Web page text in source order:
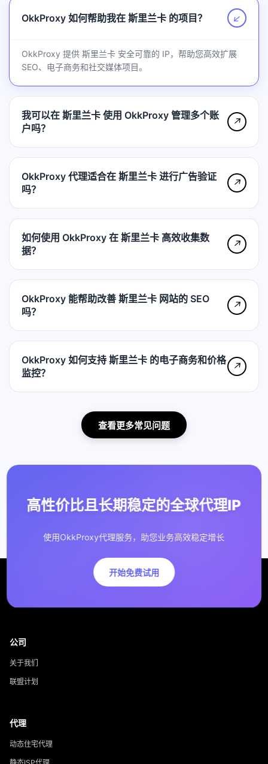
OkkProxy 如何帮助我在 斯里兰卡 的项目？ ↗
OkkProxy 提供 斯里兰卡 安全可靠的 IP，帮助您高效扩展
SEO、电子商务和社交媒体项目。
我可以在 斯里兰卡 使用 OkkProxy 管理多个账
户吗？
↗
OkkProxy 代理适合在 斯里兰卡 进行广告验证
吗？
↗
如何使用 OkkProxy 在 斯里兰卡 高效收集数
据？
↗
OkkProxy 能帮助改善 斯里兰卡 网站的 SEO
吗？
↗
OkkProxy 如何支持 斯里兰卡 的电子商务和价格
监控？
↗
查看更多常见问题
高性价比且长期稳定的全球代理IP
使用OkkProxy代理服务，助您业务高效稳定增长
开始免费试用
公司
关于我们
联盟计划
代理
动态住宅代理